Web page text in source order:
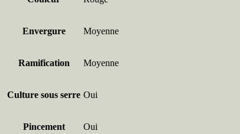
Envergure Moyenne
Ramification Moyenne
Culture sous serre Oui
Pincement Oui